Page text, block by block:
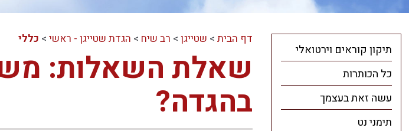
דף הבית> שטייגן> רב שיח > הגדת שטייגן - ראשי> כללי
שאלת השאלות:
בהגדה?
תיקון קוראים וירטואלי
כל הכותרות
עשה זאת בעצמך
תימני נט